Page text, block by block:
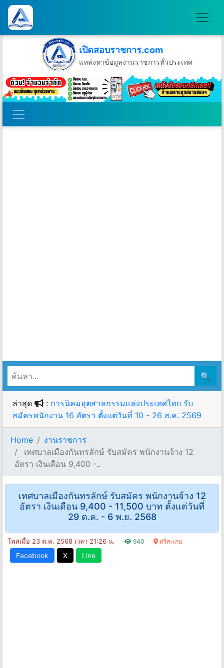
เปิดสอบราชการ.com
แหล่งหาข้อมูลงานราชการทั่วประเทศ
วันอาทิตย์ที่ 9 เดือนสิงหาคม พ.ศ.2569
🔍
ล่าสุด : การนิคมอุตสาหกรรมแห่งประเทศไทย รับ
สมัครพนักงาน 16 อัตรา ตั้งแต่วันที่ 10 - 26 ส.ค. 2569
Home
งานราชการ
เทศบาลเมืองกันทรลักษ์ รับสมัคร พนักงานจ้าง 12
อัตรา เงินเดือน 9,400 -..
เทศบาลเมืองกันทรลักษ์ รับสมัคร พนักงานจ้าง 12
อัตรา เงินเดือน 9,400 - 11,500 บาท ตั้งแต่วันที่
29 ต.ค. - 6 พ.ย. 2568
โพสเมื่อ 23 ต.ค. 2568 เวลา 21:26 น. 940 ศรีสะเกษ
Facebook X Line